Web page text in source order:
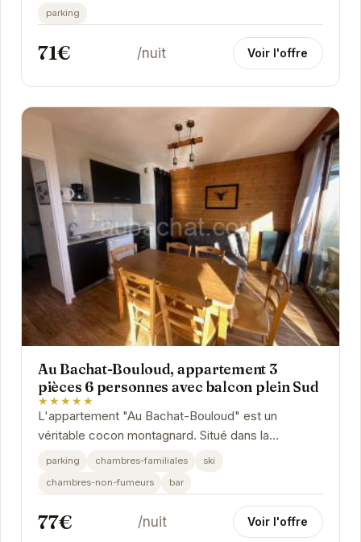
parking
71€ /nuit Voir l'offre
Au Bachat-Bouloud, appartement 3
pièces 6 personnes avec balcon plein Sud
★★★★★
L'appartement "Au Bachat-Bouloud" est un
véritable cocon montagnard. Situé dans la
charmante station de Chamrousse, il offre un
parking chambres-familiales
ski
chambres-non-fumeurs
bar
77€ /nuit Voir l'offre